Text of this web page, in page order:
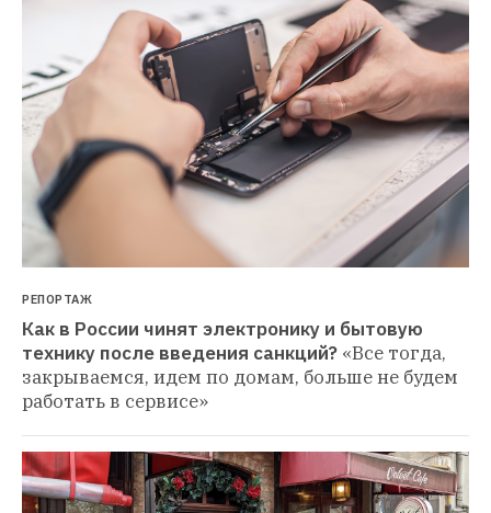
РЕПОРТАЖ
Как в России чинят электронику и бытовую
технику после введения санкций? «Все тогда,
закрываемся, идем по домам, больше не будем
работать в сервисе»